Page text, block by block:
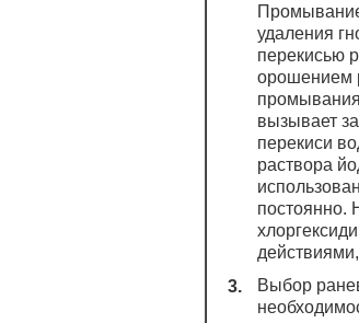
удаления
перекисью
орошением
вызывает
перекиси
раствора
постоянно.
Выбор